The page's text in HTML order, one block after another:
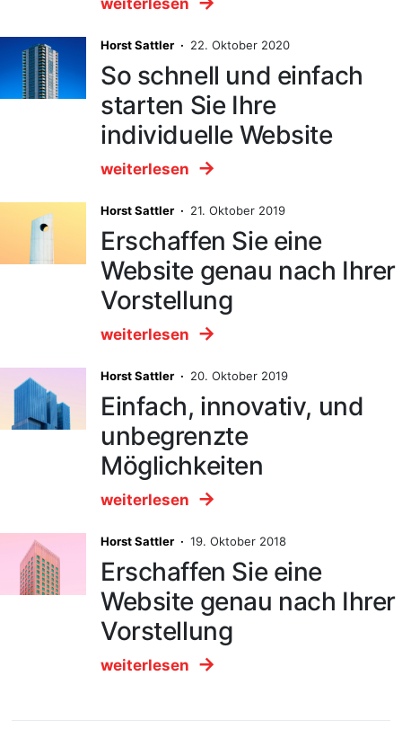
weiterlesen
Horst Sattler · 22. Oktober 2020
So schnell und einfach
starten Sie Ihre
individuelle Website
weiterlesen
Horst Sattler · 21. Oktober 2019
Erschaffen Sie eine
Website genau nach Ihrer
Vorstellung
weiterlesen
Horst Sattler · 20. Oktober 2019
Einfach, innovativ, und
unbegrenzte
Möglichkeiten
weiterlesen
Horst Sattler · 19. Oktober 2018
Erschaffen Sie eine
Website genau nach Ihrer
Vorstellung
weiterlesen